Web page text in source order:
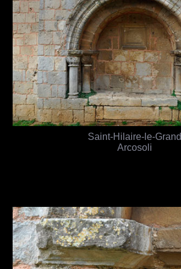
Saint-Hilaire-le-Grand
Arcosoli